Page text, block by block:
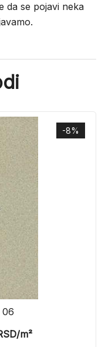
da se pojavi neka
-8%
06
/m²